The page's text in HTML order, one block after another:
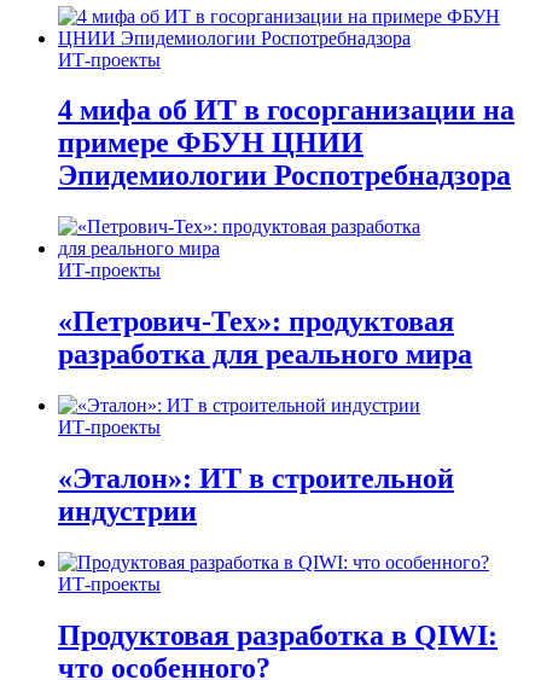
ИТ-проекты
4 мифа об ИТ в госорганизации на
примере ФБУН ЦНИИ
Эпидемиологии Роспотребнадзора
ИТ-проекты
«Петрович-Тех»: продуктовая
разработка для реального мира
ИТ-проекты
«Эталон»: ИТ в строительной
индустрии
ИТ-проекты
Продуктовая разработка в QIWI:
что особенного?